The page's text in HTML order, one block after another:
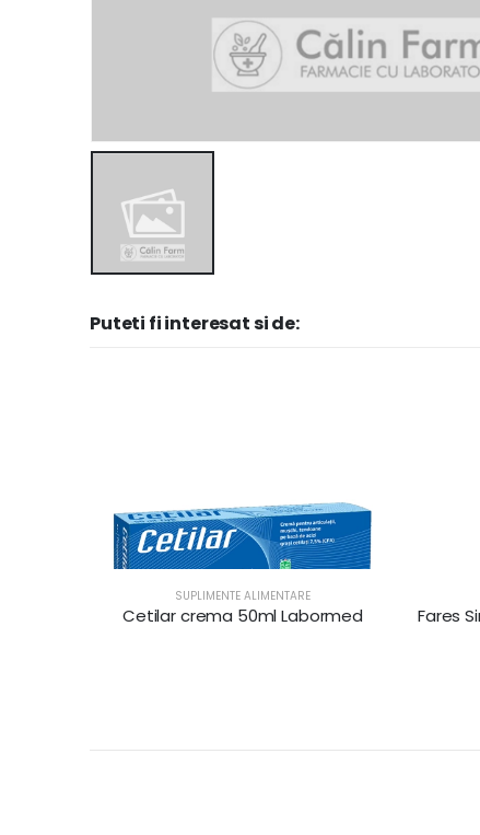
Puteti fi interesat si de:
SUPLIMENTE ALIMENTARE
Cetilar crema 50ml Labormed